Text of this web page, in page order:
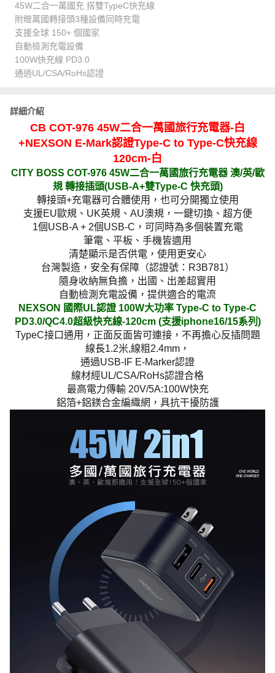
45W二合一萬國充 搭雙TypeC快充線
附贈萬國轉接頭3種設備同時充電
支援全球 150+ 個國家
自動檢測充電設備
100W快充線 PD3.0
通過UL/CSA/RoHs認證
詳細介紹
CB COT-976 45W二合一萬國旅行充電器-白
+NEXSON E-Mark認證Type-C to Type-C快充線
120cm-白
CITY BOSS COT-976 45W二合一萬國旅行充電器 澳/英/歐
規 轉接插頭(USB-A+雙Type-C 快充頭)
轉接頭+充電器可合體使用，也可分開獨立使用
支援EU歐規、UK英規、AU澳規，一鍵切換、超方便
1個USB-A + 2個USB-C，可同時為多個裝置充電
筆電、平板、手機皆適用
清楚顯示是否供電，使用更安心
台灣製造，安全有保障（認證號：R3B781）
隨身收納無負擔，出國、出差超實用
自動檢測充電設備，提供適合的電流
NEXSON 國際UL認證 100W大功率 Type-C to Type-C
PD3.0/QC4.0超級快充線-120cm (支援iphone16/15系列)
TypeC接口通用，正面反面皆可連接，不再擔心反插問題
線長1.2米,線粗2.4mm，
通過USB-IF E-Marker認證
線材經UL/CSA/RoHs認證合格
最高電力傳輸 20V/5A:100W快充
鋁箔+鋁鎂合金編織網，具抗干擾防護